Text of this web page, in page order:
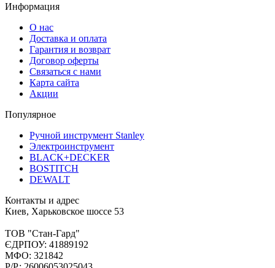
Информация
О нас
Доставка и оплата
Гарантия и возврат
Договор оферты
Связаться с нами
Карта сайта
Акции
Популярное
Ручной инструмент Stanley
Электроинструмент
BLACK+DECKER
BOSTITCH
DEWALT
Контакты и адрес
Киев, Харьковское шоссе 53
ТОВ "Стан-Гард"
ЄДРПОУ: 41889192
МФО: 321842